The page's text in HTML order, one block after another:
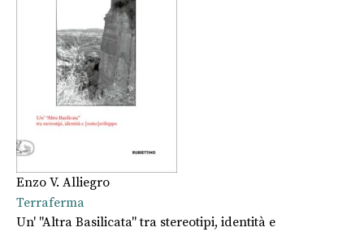
Enzo V. Alliegro
Terraferma
Un' "Altra Basilicata" tra stereotipi, identità e